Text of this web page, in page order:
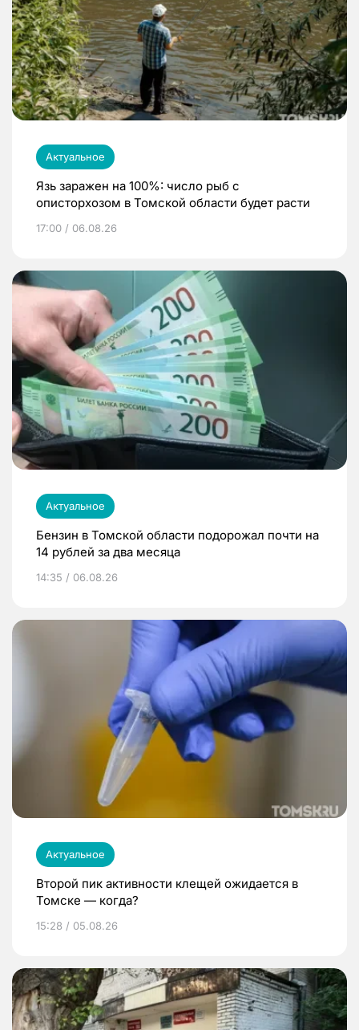
Актуальное
Язь заражен на 100%: число рыб с
описторхозом в Томской области будет расти
17:00 / 06.08.26
Актуальное
Бензин в Томской области подорожал почти на
14 рублей за два месяца
14:35 / 06.08.26
Актуальное
Второй пик активности клещей ожидается в
Томске — когда?
15:28 / 05.08.26